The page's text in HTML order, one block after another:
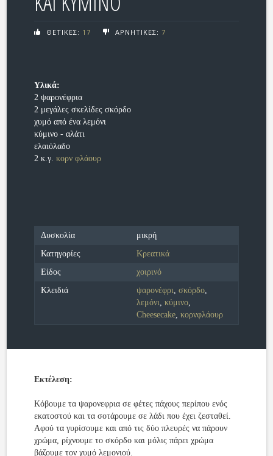
ΘΕΤΙΚΕΣ: 17 ΑΡΝΗΤΙΚΕΣ: 7
Υλικά:
2 ψαρονέφρια
2 μεγάλες σκελίδες σκόρδο
χυμό από ένα λεμόνι
κύμινο - αλάτι
ελαιόλαδο
2 κ.γ.κορν φλάουρ
Δυσκολία
μικρή
Κατηγορίες
Κρεατικά
Είδος
χοιρινό
Κλειδιά
ψαρονέφρι, σκόρδο,
λεμόνι, κύμινο,
Cheesecake, κορνφλάουρ
Εκτέλεση:
Κόβουμε τα ψαρονεφρια σε φέτες πάχους περίπου ενός
εκατοστού και τα σοτάρουμε σε λάδι που έχει ζεσταθεί.
Αφού τα γυρίσουμε και από τις δύο πλευρές να πάρουν
χρώμα, ρίχνουμε το σκόρδο και μόλις πάρει χρώμα
βάζουμε τον χυμό λεμονιού.